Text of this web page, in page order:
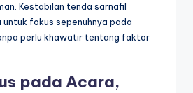
Kestabilan tenda sarnafil
untuk fokus sepenuhnya pada
perlu khawatir tentang faktor
pada Acara,